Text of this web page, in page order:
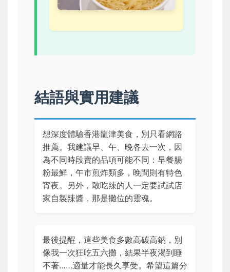
結語與實用建議
想深度體驗香港龍津美食，別只看網路
推薦。我建議早、午、晚各去一次，因
為不同時段賣的品項可能不同：早餐腸
粉最鮮，午市煎炸類多，晚間則有特色
宵夜。另外，敢吃辣的人一定要試試店
家自製辣醬，那是攤位的靈魂。
最後提醒，這些美食多數高碳高鈉，別
像我一次狂吃五六攤，結果半夜渴到睡
不著……適量才能長久享受。希望這篇分